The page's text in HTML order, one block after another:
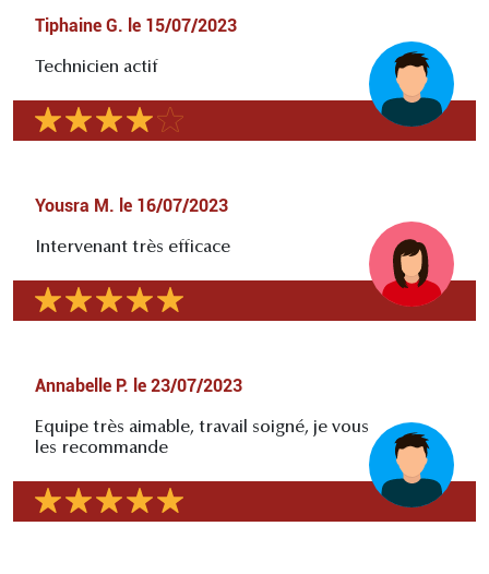
Tiphaine G. le 15/07/2023
Technicien actif
Yousra M. le 16/07/2023
Intervenant très efficace
Annabelle P. le 23/07/2023
Equipe très aimable, travail soigné, je vous
les recommande